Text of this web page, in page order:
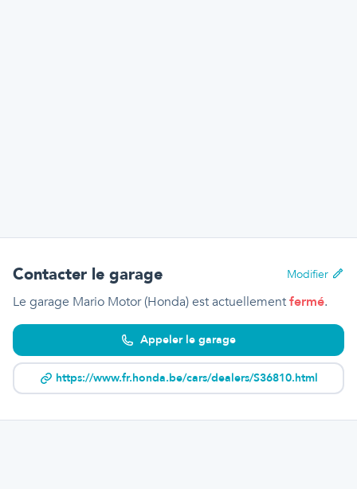
Contacter le garage Modifier
Le garage Mario Motor (Honda)est actuellementfermé.
Appeler le garage
https://www.fr.honda.be/cars/dealers/S36810.html